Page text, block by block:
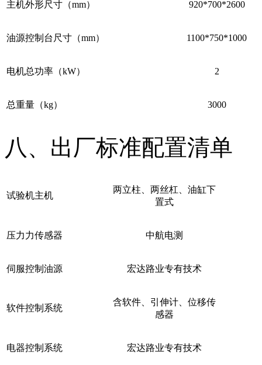
主机外形尺寸（mm） 920*700*2600
油源控制台尺寸（mm） 1100*750*1000
电机总功率（kW） 2
总重量（kg） 3000
八、出厂标准配置清单
试验机主机
两立柱、两丝杠、油缸下
置式
压力力传感器 中航电测
伺服控制油源 宏达路业专有技术
软件控制系统
含软件、引伸计、位移传
感器
电器控制系统 宏达路业专有技术